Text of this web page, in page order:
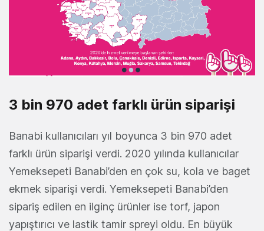
3 bin 970 adet farklı ürün siparişi
Banabi kullanıcıları yıl boyunca 3 bin 970 adet
farklı ürün siparişi verdi. 2020 yılında kullanıcılar
Yemeksepeti Banabi’den en çok su, kola ve baget
ekmek siparişi verdi. Yemeksepeti Banabi’den
sipariş edilen en ilginç ürünler ise torf, japon
yapıştırıcı ve lastik tamir spreyi oldu. En büyük